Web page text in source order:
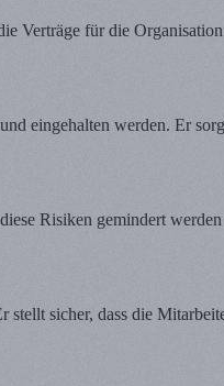
Verträge für die
eingehalten werden. Er
Risiken gemindert
stellt sicher, dass die